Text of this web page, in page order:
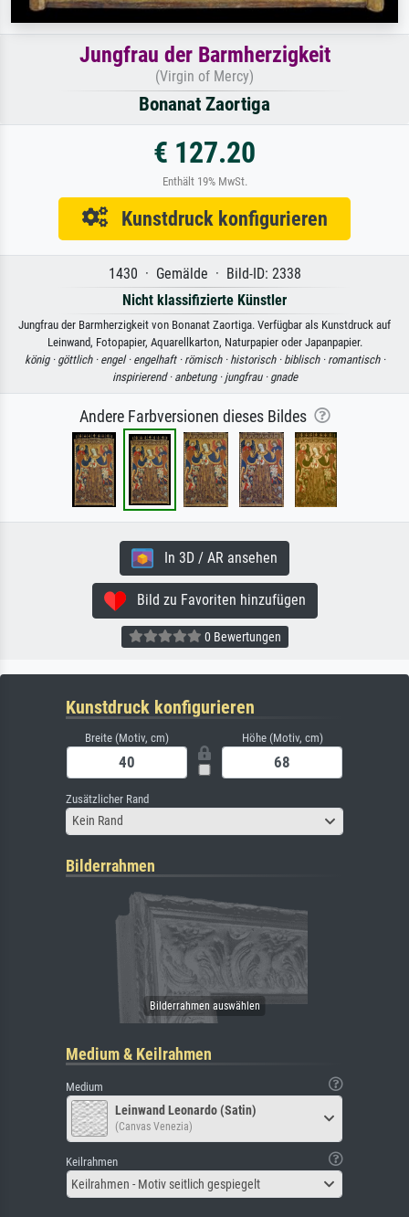
Jungfrau der Barmherzigkeit
(Virgin of Mercy)
Bonanat Zaortiga
€ 127.20
Enthält 19% MwSt.
Kunstdruck konfigurieren
1430 · Gemälde · Bild-ID: 2338
Nicht klassifizierte Künstler
Jungfrau der Barmherzigkeit von Bonanat Zaortiga. Verfügbar als Kunstdruck auf
Leinwand, Fotopapier, Aquarellkarton, Naturpapier oder Japanpapier.
könig · göttlich · engel · engelhaft · römisch · historisch · biblisch · romantisch ·
inspirierend · anbetung · jungfrau · gnade
Andere Farbversionen dieses Bildes
In 3D / AR ansehen
Bild zu Favoriten hinzufügen
0 Bewertungen
Kunstdruck konfigurieren
Breite (Motiv, cm) Höhe (Motiv, cm)
Zusätzlicher Rand
Kein Rand
Bilderrahmen
Medium & Keilrahmen
Medium
Leinwand Leonardo (Satin)
(Canvas Venezia)
Keilrahmen
Keilrahmen - Motiv seitlich gespiegelt